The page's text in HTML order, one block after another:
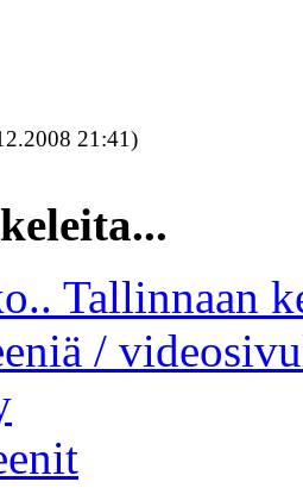
21:41)
Tallinnaan
/